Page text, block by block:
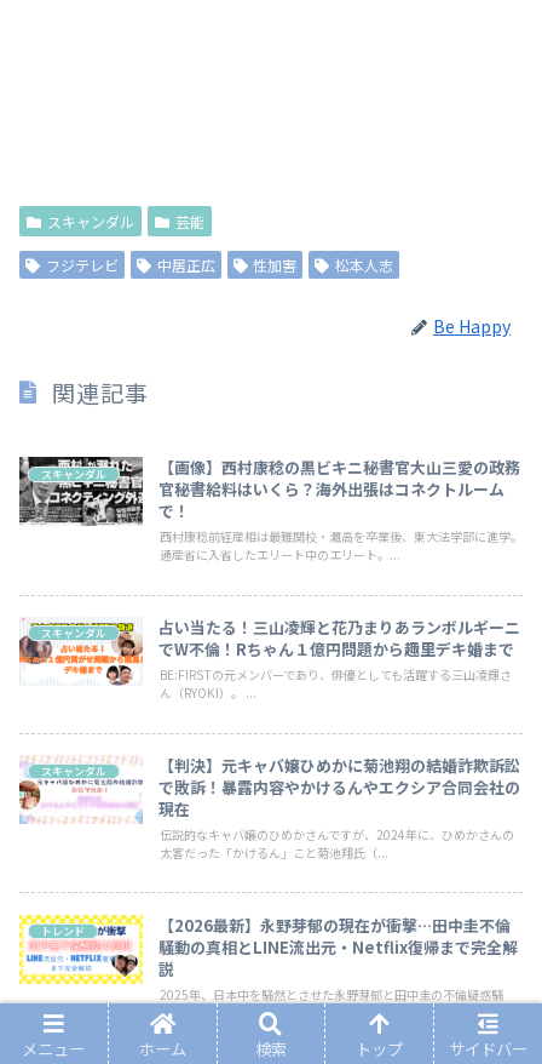
スキャンダル 芸能
フジテレビ 中居正広 性加害 松本人志
Be Happy
関連記事
スキャンダル
【画像】西村康稔の黒ビキニ秘書官大山三愛の政務
官秘書給料はいくら？海外出張はコネクトルーム
で！
西村康稔前経産相は最難関校・灘高を卒業後、東大法学部に進学。
通産省に入省したエリート中のエリート。...
スキャンダル
占い当たる！三山凌輝と花乃まりあランボルギーニ
でW不倫！Rちゃん１億円問題から趣里デキ婚まで
BE:FIRSTの元メンバーであり、俳優としても活躍する三山凌輝さ
ん（RYOKI）。 ...
スキャンダル
【判決】元キャバ嬢ひめかに菊池翔の結婚詐欺訴訟
で敗訴！暴露内容やかけるんやエクシア合同会社の
現在
伝説的なキャバ嬢のひめかさんですが、2024年に、ひめかさんの
太客だった「かけるん」こと菊池翔氏（...
トレンド
【2026最新】永野芽郁の現在が衝撃…田中圭不倫
騒動の真相とLINE流出元・Netflix復帰まで完全解
説
2025年、日本中を騒然とさせた永野芽郁と田中圭の不倫疑惑騒
動。清純派女優として圧倒的な人気を誇っ...
メニュー ホーム 検索 トップ サイドバー